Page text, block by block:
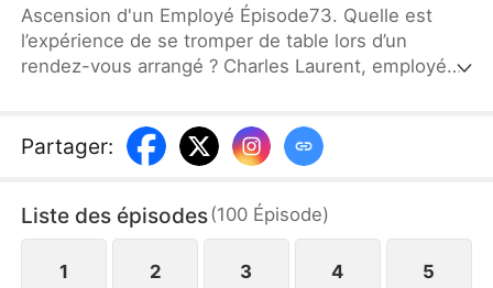
Ascension d'un Employé Épisode73. Quelle est
l’expérience de se tromper de table lors d’un
rendez-vous arrangé ? Charles Laurent, employé
mariage arrangé devient une ascension fulgurante :
grâce à son intelligence, il gravit les échelons et
amusant marque ainsi le début d’une légende de
succès et de revanche !
Partager:
Liste des épisodes(100 Épisode)
1 2 3 4 5